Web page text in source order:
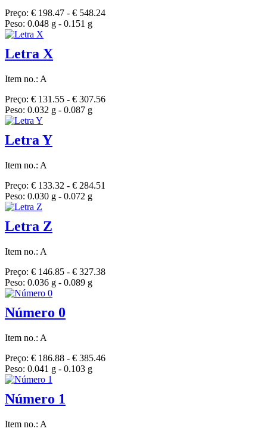
Preço: € 198.47 - € 548.24
Peso: 0.048 g - 0.151 g
Letra X
Item no.: A
Preço: € 131.55 - € 307.56
Peso: 0.032 g - 0.087 g
Letra Y
Item no.: A
Preço: € 133.32 - € 284.51
Peso: 0.030 g - 0.072 g
Letra Z
Item no.: A
Preço: € 146.85 - € 327.38
Peso: 0.036 g - 0.089 g
Número 0
Item no.: A
Preço: € 186.88 - € 385.46
Peso: 0.041 g - 0.103 g
Número 1
Item no.: A